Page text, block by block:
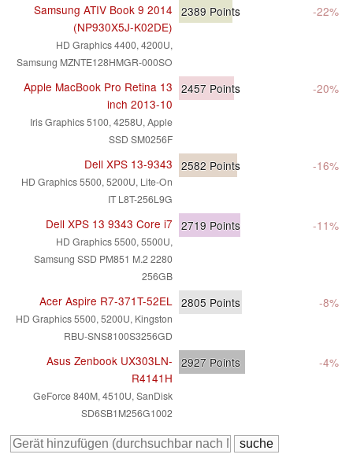
Samsung ATIV Book 9 2014
(NP930X5J-K02DE)
HD Graphics 4400, 4200U,
Samsung MZNTE128HMGR-000SO
2389 Points -22%
Apple MacBook Pro Retina 13
inch 2013-10
Iris Graphics 5100, 4258U, Apple
SSD SM0256F
2457 Points -20%
Dell XPS 13-9343
HD Graphics 5500, 5200U, Lite-On
IT L8T-256L9G
2582 Points -16%
Dell XPS 13 9343 Core i7
HD Graphics 5500, 5500U,
Samsung SSD PM851 M.2 2280
256GB
2719 Points -11%
Acer Aspire R7-371T-52EL
HD Graphics 5500, 5200U, Kingston
RBU-SNS8100S3256GD
2805 Points -8%
Asus Zenbook UX303LN-
R4141H
GeForce 840M, 4510U, SanDisk
SD6SB1M256G1002
2927 Points -4%